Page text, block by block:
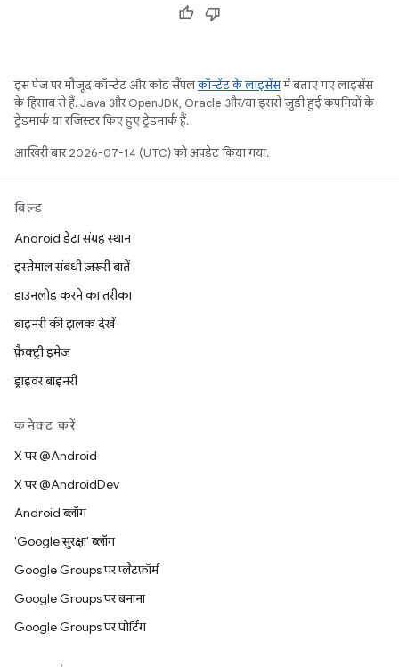
इस पेज पर मौजूद कॉन्टेंट और कोड सैंपलकॉन्टेंट के लाइसेंसमें बताए गए लाइसेंस
के हिसाब से हैं. Java और OpenJDK, Oracle और/या इससे जुड़ी हुई कंपनियों के
ट्रेडमार्क या रजिस्टर किए हुए ट्रेडमार्क हैं.
आखिरी बार 2026-07-14 (UTC) को अपडेट किया गया.
बिल्ड
Android डेटा संग्रह स्थान
इस्तेमाल संबंधी ज़रूरी बातें
डाउनलोड करने का तरीका
बाइनरी की झलक देखें
फ़ैक्ट्री इमेज
ड्राइवर बाइनरी
कनेक्ट करें
X पर @Android
X पर @AndroidDev
Android ब्लॉग
'Google सुरक्षा' ब्लॉग
Google Groups पर प्लैटफ़ॉर्म
Google Groups पर बनाना
Google Groups पर पोर्टिंग